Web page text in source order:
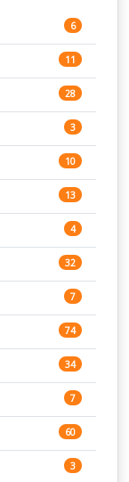
3
169
7
4
133
146
231
134
2
153
345
15
16
15
6
11
28
3
10
13
4
32
7
74
34
7
60
3